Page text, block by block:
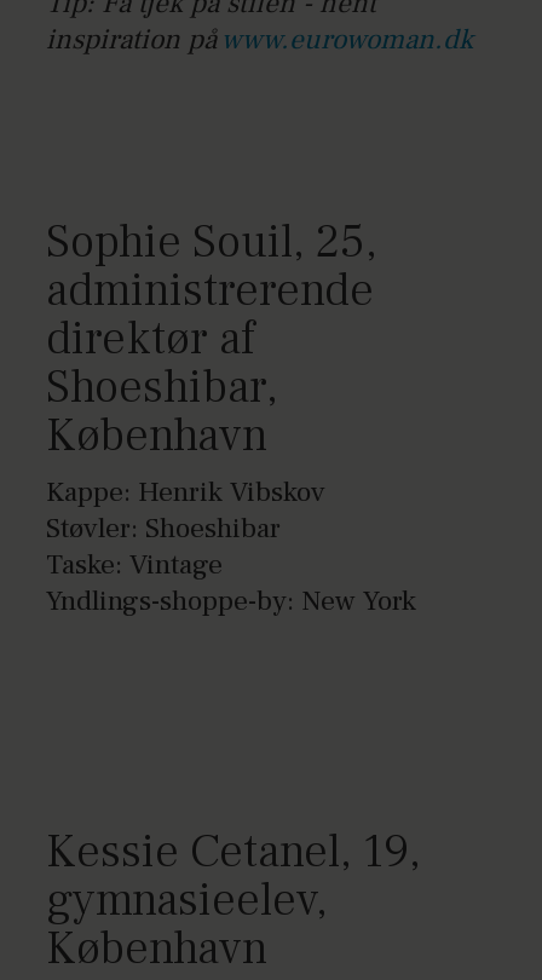
inspiration på www.eurowoman.dk
Sophie Souil, 25,
administrerende
direktør af
Shoeshibar,
København
Kappe: Henrik Vibskov
Støvler: Shoeshibar
Taske: Vintage
Yndlings-shoppe-by: New York
Kessie Cetanel, 19,
gymnasieelev,
København